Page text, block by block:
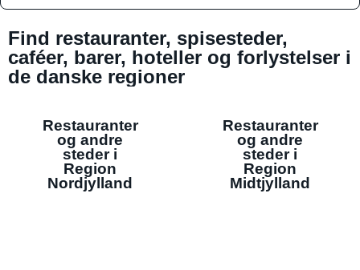
Find restauranter, spisesteder,
caféer, barer, hoteller og forlystelser i
de danske regioner
Restauranter
og andre
steder i
Region
Nordjylland
Restauranter
og andre
steder i
Region
Midtjylland